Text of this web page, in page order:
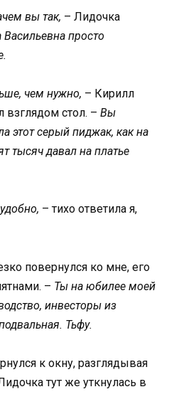
вы так, – Лидочка
просто
чем нужно, – Кирилл
взглядом стол. – Вы
этот серый пиджак, как на
тысяч давал на платье
– тихо ответила я,
повернулся ко мне, его
– Ты на юбилее моей
инвесторы из
Тьфу.
к окну, разглядывая
тут же уткнулась в